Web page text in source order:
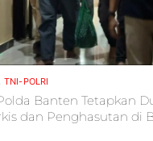
TNI-POLRI
Banten Tetapkan
dan Penghasutan di